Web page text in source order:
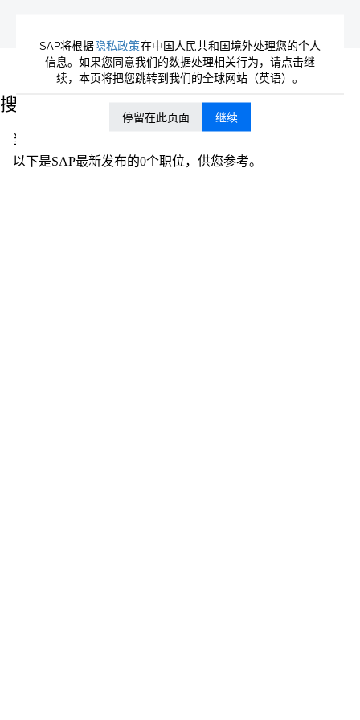
| Concur 位于 SAP（当
前
面）
搜索结果：
当前没有符合 "
以下是SAP最新发布的0个职位，供您参考。
SAP将根据隐私政策在中国人民共和国境外处理您的个人
信息。如果您同意我们的数据处理相关行为，请点击继
续，本页将把您跳转到我们的全球网站（英语）。
停留在此页面 继续